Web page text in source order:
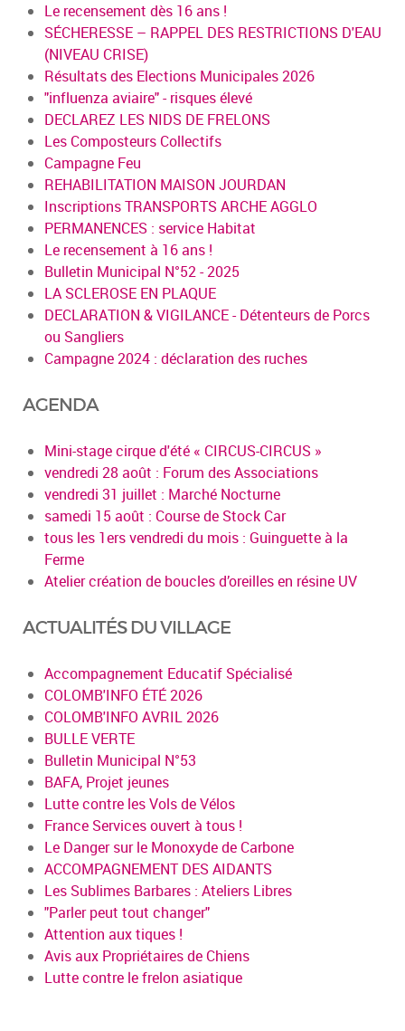
Le recensement dès 16 ans !
SÉCHERESSE – RAPPEL DES RESTRICTIONS D'EAU
(NIVEAU CRISE)
Résultats des Elections Municipales 2026
"influenza aviaire" - risques élevé
DECLAREZ LES NIDS DE FRELONS
Les Composteurs Collectifs
Campagne Feu
REHABILITATION MAISON JOURDAN
Inscriptions TRANSPORTS ARCHE AGGLO
PERMANENCES : service Habitat
Le recensement à 16 ans !
Bulletin Municipal N°52 - 2025
LA SCLEROSE EN PLAQUE
DECLARATION & VIGILANCE - Détenteurs de Porcs
ou Sangliers
Campagne 2024 : déclaration des ruches
AGENDA
Mini-stage cirque d'été « CIRCUS-CIRCUS »
vendredi 28 août : Forum des Associations
vendredi 31 juillet : Marché Nocturne
samedi 15 août : Course de Stock Car
tous les 1ers vendredi du mois : Guinguette à la
Ferme
Atelier création de boucles d’oreilles en résine UV
ACTUALITÉS DU VILLAGE
Accompagnement Educatif Spécialisé
COLOMB'INFO ÉTÉ 2026
COLOMB'INFO AVRIL 2026
BULLE VERTE
Bulletin Municipal N°53
BAFA, Projet jeunes
Lutte contre les Vols de Vélos
France Services ouvert à tous !
Le Danger sur le Monoxyde de Carbone
ACCOMPAGNEMENT DES AIDANTS
Les Sublimes Barbares : Ateliers Libres
"Parler peut tout changer"
Attention aux tiques !
Avis aux Propriétaires de Chiens
Lutte contre le frelon asiatique